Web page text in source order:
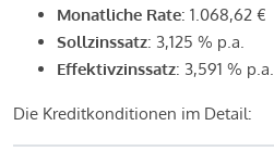
Monatliche Rate: 1.068,62 €
Sollzinssatz: 3,125 % p.a.
Effektivzinssatz: 3,591 % p.a.
Die Kreditkonditionen im Detail: